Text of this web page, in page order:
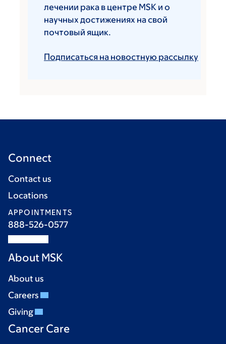
лечении рака в центре MSK и о
научных достижениях на свой
почтовый ящик.
Подписаться на новостную рассылку
Connect
Contact us
Locations
APPOINTMENTS
888-526-0577
About MSK
About us
Careers
Giving
Cancer Care